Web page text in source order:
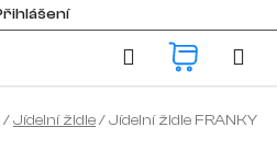
Hledat
/Jídelní židle/Jídelní židle FRANKY